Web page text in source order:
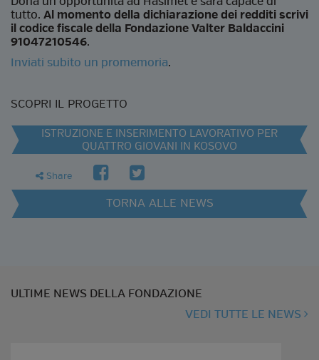
tutto. Al momento della dichiarazione dei redditi scrivi
il codice fiscale della Fondazione Valter Baldaccini
91047210546.
Inviati subito un promemoria.
SCOPRI IL PROGETTO
ISTRUZIONE E INSERIMENTO LAVORATIVO PER
QUATTRO GIOVANI IN KOSOVO
Sharesharefacebook
twitter
TORNA ALLE NEWS
ULTIME NEWS DELLA FONDAZIONE
VEDI TUTTE LE NEWS